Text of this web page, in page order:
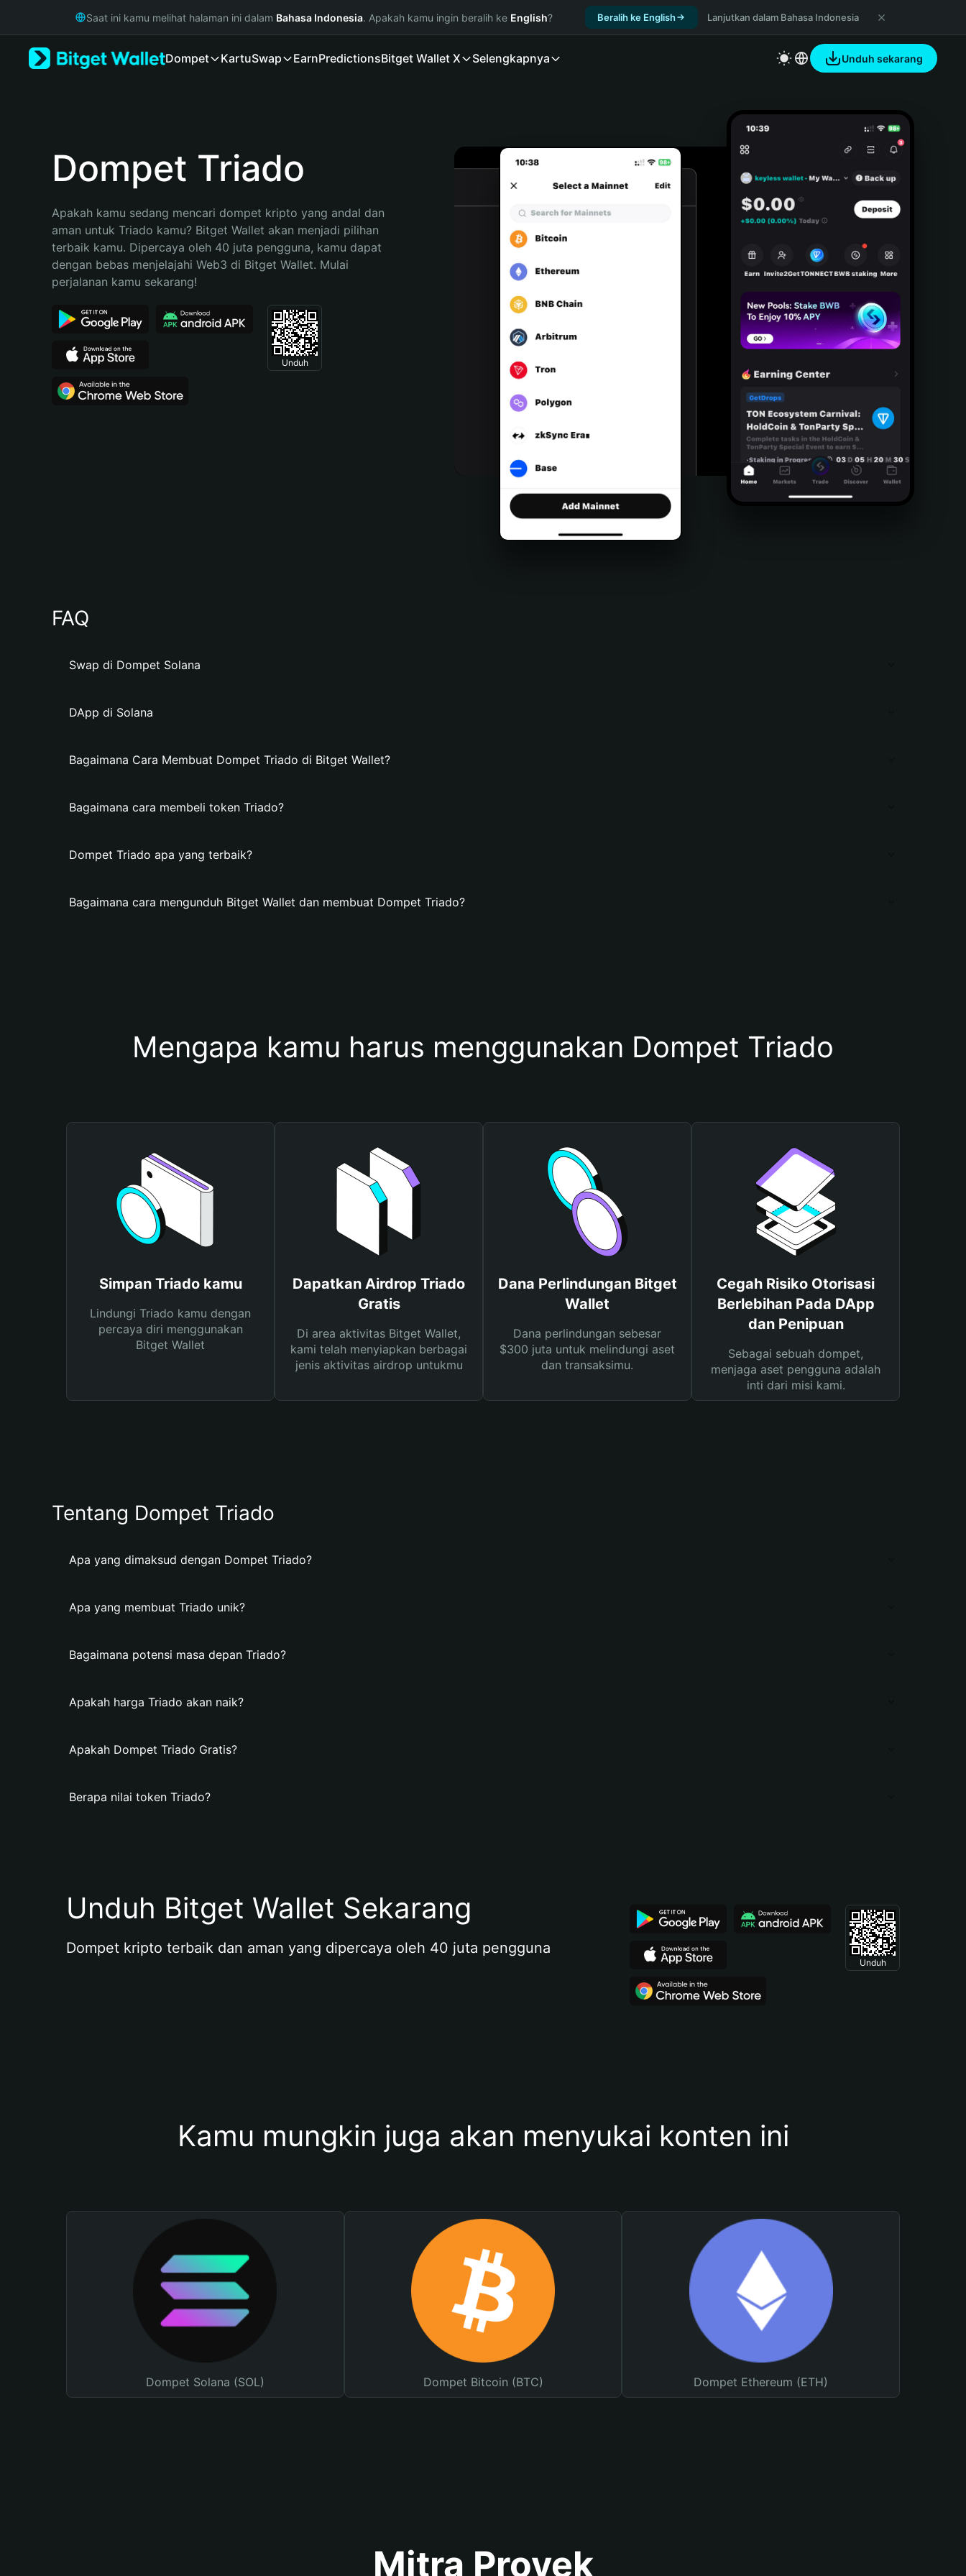
Русский
Bahasa Indonesia
Español (Argentina)
Saat ini kamu melihat halaman ini dalam Bahasa Indonesia. Apakah kamu ingin beralih ke English? Beralih ke English Lanjutkan dalam Bahasa Indonesia
Dompet KartuSwap EarnPredictionsBitget Wallet X Selengkapnya Unduh sekarang
Dompet Triado
Apakah kamu sedang mencari dompet kripto yang andal dan
aman untuk Triado kamu? Bitget Wallet akan menjadi pilihan
terbaik kamu. Dipercaya oleh 40 juta pengguna, kamu dapat
dengan bebas menjelajahi Web3 di Bitget Wallet. Mulai
perjalanan kamu sekarang!
Unduh
FAQ
Swap di Dompet Solana
DApp di Solana
Bagaimana Cara Membuat Dompet Triado di Bitget Wallet?
Bagaimana cara membeli token Triado?
Dompet Triado apa yang terbaik?
Bagaimana cara mengunduh Bitget Wallet dan membuat Dompet Triado?
Mengapa kamu harus menggunakan Dompet Triado
Simpan Triado kamu
Lindungi Triado kamu dengan
percaya diri menggunakan
Bitget Wallet
Dapatkan Airdrop Triado
Gratis
Di area aktivitas Bitget Wallet,
kami telah menyiapkan berbagai
jenis aktivitas airdrop untukmu
Dana Perlindungan Bitget
Wallet
Dana perlindungan sebesar
$300 juta untuk melindungi aset
dan transaksimu.
Cegah Risiko Otorisasi
Berlebihan Pada DApp
dan Penipuan
Sebagai sebuah dompet,
menjaga aset pengguna adalah
inti dari misi kami.
Tentang Dompet Triado
Apa yang dimaksud dengan Dompet Triado?
Apa yang membuat Triado unik?
Bagaimana potensi masa depan Triado?
Apakah harga Triado akan naik?
Apakah Dompet Triado Gratis?
Berapa nilai token Triado?
Unduh Bitget Wallet Sekarang
Dompet kripto terbaik dan aman yang dipercaya oleh 40 juta pengguna
Unduh
Kamu mungkin juga akan menyukai konten ini
Dompet Solana (SOL) Dompet Bitcoin (BTC) Dompet Ethereum (ETH)
Mitra Proyek